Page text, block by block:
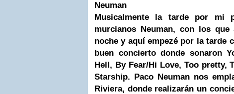
Neuman
Musicalmente la tarde por mi
murcianos Neuman, con los que
noche y aquí empezé por la tarde
buen concierto donde sonaron
Hell, By Fear/Hi Love, Too pretty,
Starship. Paco Neuman nos
Riviera, donde realizarán un